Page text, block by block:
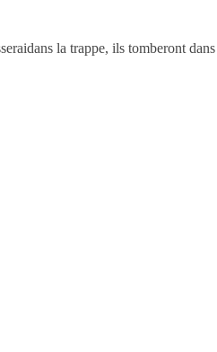
la trappe, ils tomberont